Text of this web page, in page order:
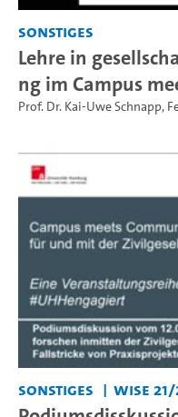
Sonstiges
Lehre in
ng im Campus
Prof. Dr. Kai-Uwe Schnapp,
Sonstiges WiSe